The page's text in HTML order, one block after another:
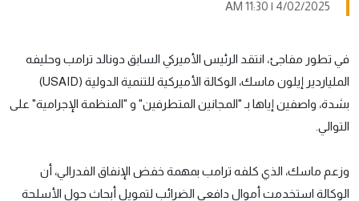
4/02/2025 | 11:30 AM
في تطور مفاجئ، انتقد الرئيس الأميركي السابق دونالد ترامب وحليفه
الملياردير إيلون ماسك، الوكالة الأميركية للتنمية الدولية (USAID)
بشدة، واصفين إياها بـ "المجانين المتطرفين" و "المنظمة الإجرامية" على
التوالي.
وزعم ماسك، الذي كلفه ترامب بمهمة خفض الإنفاق الفدرالي، أن
الوكالة استخدمت أموال دافعي الضرائب لتمويل أبحاث حول الأسلحة